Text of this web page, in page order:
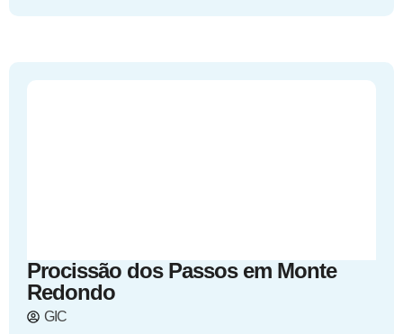
Procissão dos Passos em Monte
Redondo
GIC